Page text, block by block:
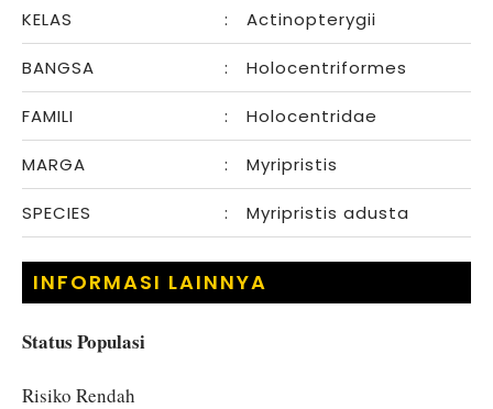
KELAS : Actinopterygii
BANGSA : Holocentriformes
FAMILI : Holocentridae
MARGA : Myripristis
SPECIES : Myripristis adusta
INFORMASI LAINNYA
Status Populasi
Risiko Rendah